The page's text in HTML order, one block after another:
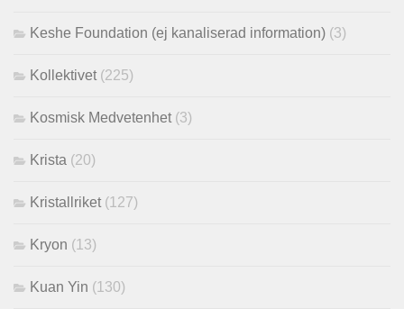
Keshe Foundation (ej kanaliserad information) (3)
Kollektivet (225)
Kosmisk Medvetenhet (3)
Krista (20)
Kristallriket (127)
Kryon (13)
Kuan Yin (130)